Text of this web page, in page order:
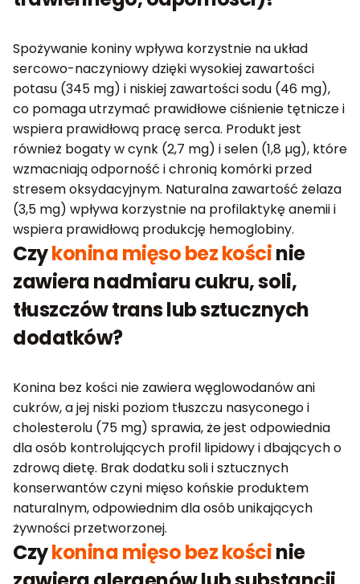
Spożywanie koniny wpływa korzystnie na układ
sercowo-naczyniowy dzięki wysokiej zawartości
potasu (345 mg) i niskiej zawartości sodu (46 mg),
co pomaga utrzymać prawidłowe ciśnienie tętnicze i
wspiera prawidłową pracę serca. Produkt jest
również bogaty w cynk (2,7 mg) i selen (1,8 µg), które
wzmacniają odporność i chronią komórki przed
stresem oksydacyjnym. Naturalna zawartość żelaza
(3,5 mg) wpływa korzystnie na profilaktykę anemii i
wspiera prawidłową produkcję hemoglobiny.
Czykonina mięso bez kościnie
zawiera nadmiaru cukru, soli,
tłuszczów trans lub sztucznych
dodatków?
Konina bez kości nie zawiera węglowodanów ani
cukrów, a jej niski poziom tłuszczu nasyconego i
cholesterolu (75 mg) sprawia, że jest odpowiednia
dla osób kontrolujących profil lipidowy i dbających o
zdrową dietę. Brak dodatku soli i sztucznych
konserwantów czyni mięso końskie produktem
naturalnym, odpowiednim dla osób unikających
żywności przetworzonej.
Czykonina mięso bez kościnie